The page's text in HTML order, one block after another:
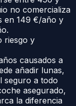
no comercializa
en 149 €/año y
riesgo y
causados a
añadir lunas,
seguro a todo
asegurado,
la diferencia